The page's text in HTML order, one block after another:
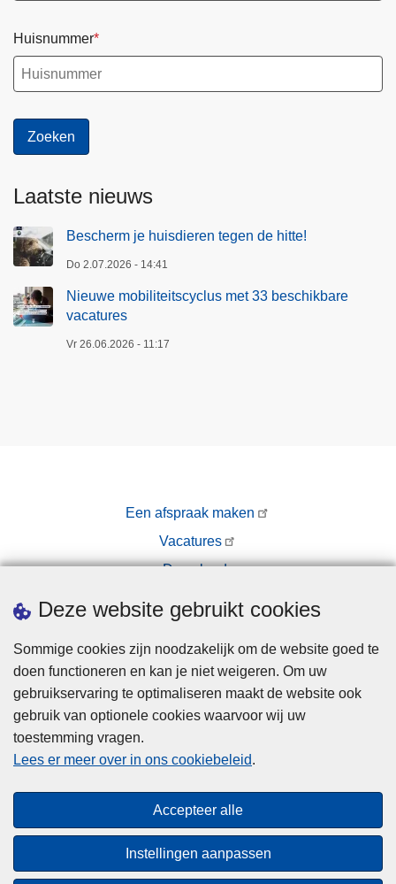
Deze website gebruikt cookies
Sommige cookies zijn noodzakelijk om de website goed te
doen functioneren en kan je niet weigeren. Om uw
gebruikservaring te optimaliseren maakt de website ook
gebruik van optionele cookies waarvoor wij uw
toestemming vragen.
Lees er meer over in ons cookiebeleid.
Accepteer alle
Instellingen aanpassen
Huisnummer
Laatste nieuws
Bescherm je huisdieren tegen de hitte!
Do 2.07.2026 - 14:41
Nieuwe mobiliteitscyclus met 33 beschikbare
vacatures
Vr 26.06.2026 - 11:17
Een afspraak maken
Vacatures
Downloads
Privacy
Cookies
Toegankelijkheid
© 2026 Politie.be